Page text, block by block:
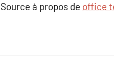
Source à propos de office